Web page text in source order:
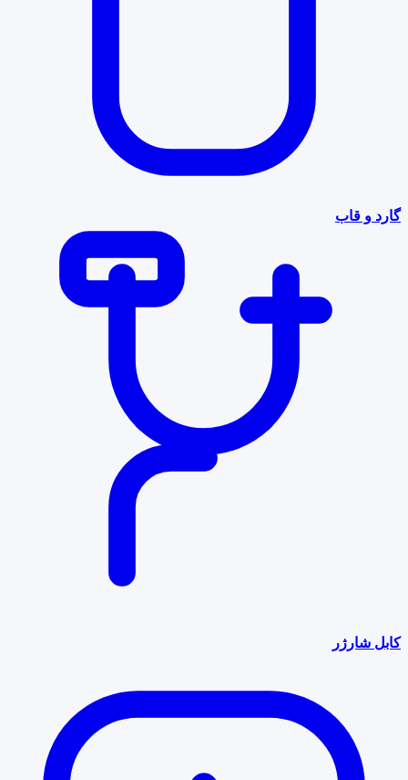
گارد و قاب
کابل شارژر